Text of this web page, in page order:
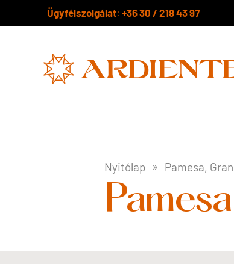
Ügyfélszolgálat: +36 30 / 218 43 97
Nyitólap Pamesa,